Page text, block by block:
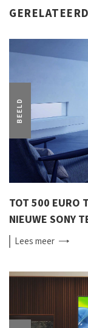
BEELD
TOT 500 EURO
NIEUWE SONY
Leesmeer